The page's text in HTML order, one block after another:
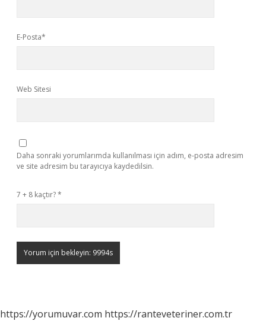
E-Posta*
Web Sitesi
Daha sonraki yorumlarımda kullanılması için adım, e-posta adresim
ve site adresim bu tarayıcıya kaydedilsin.
7 + 8 kaçtır?*
https://yorumuvar.com https://ranteveteriner.com.tr